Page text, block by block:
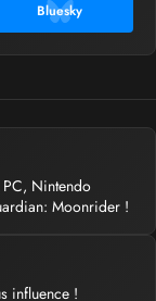
Bluesky
Nintendo
Moonrider !
influence !